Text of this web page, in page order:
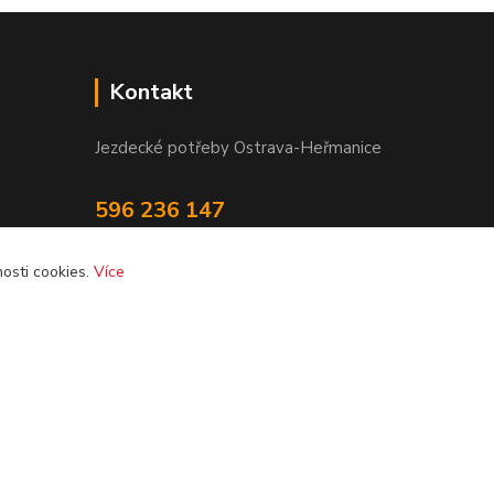
Kontakt
Jezdecké potřeby Ostrava-Heřmanice
596 236 147
cookies. Více